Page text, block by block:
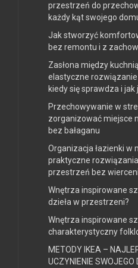
przestrzeń do
każdy kąt swojego
Jak stworzyć
bez remontu i z
Zasłona między
elastyczne
kiedy się sprawdza i jak
Przechowywanie w
zorganizować miejsce
bez bałaganu
Organizacja łazienki w
praktyczne
przestrzeń bez
Wnętrza inspirowane
dzieła w przestrzeni?
Wnętrza inspirowane
charakterystyczny
METODY IKEA –
UCZYNIENIE